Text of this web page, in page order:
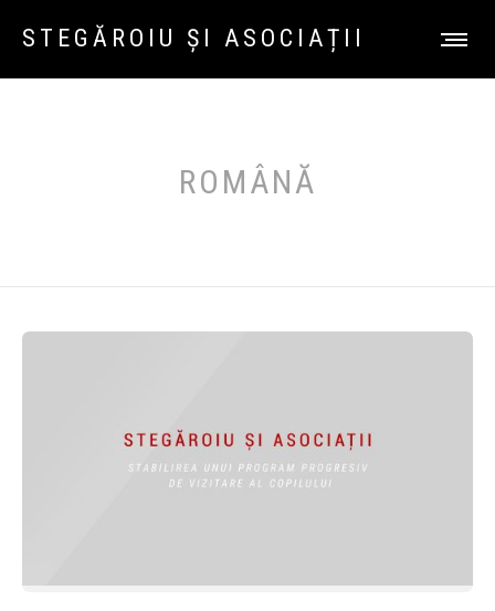
STEGĂROIU ȘI ASOCIAȚII
ROMÂNĂ